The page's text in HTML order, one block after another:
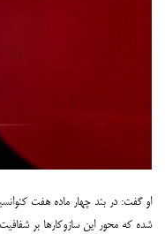
او گفت: در بند چهار ماده هفت
شده که محور این سازوکارها بر